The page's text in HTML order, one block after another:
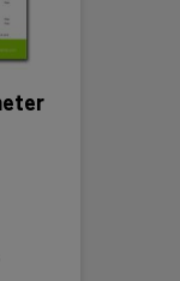
LV110/ LV110S,LV130/